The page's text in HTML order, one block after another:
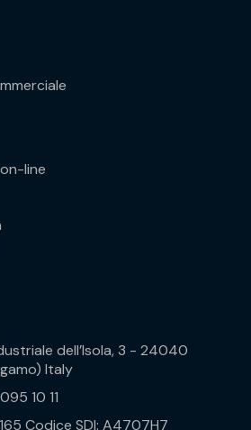
line
dell’Isola, 3 - 24040
Italy
10 11
Codice SDI: A4707H7